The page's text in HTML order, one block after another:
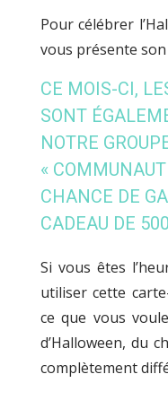
Pour célébrer
vous présente
CE MOIS-CI,
SONT
NOTRE
«
CHANCE DE
CADEAU DE
Si vous êtes
utiliser cette
ce que vous
d’Halloween, du
complètement